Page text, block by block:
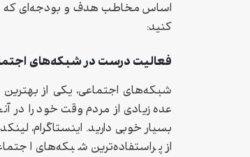
اساس مخاطب هدف و بودجه‌ای که در
کنید:
فعالیت درست در شبکه‌های
شبکه‌های اجتماعی، یکی از بهترین
عده زیادی از مردم وقت خود را در
بسیار خوبی دارید. اینستاگرام،
از پراستفاده‌ترین شبکه‌های